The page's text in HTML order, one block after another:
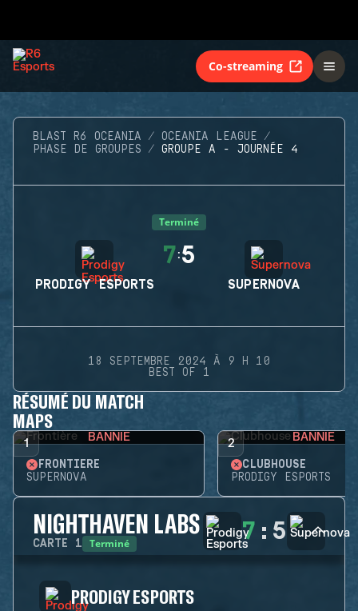
Co-streaming
BLAST R6 OCEANIA
OCEANIA LEAGUE
PHASE DE GROUPES
GROUPE A - JOURNÉE 4
Terminé
PRODIGY ESPORTS
7:5
SUPERNOVA
18 SEPTEMBRE 2024 À 9 H 10
BEST OF 1
RÉSUMÉ DU MATCH
MAPS
1 BANNIE
FRONTIÈRE
SUPERNOVA
2 BANNIE
CLUBHOUSE
PRODIGY ESPORTS
NIGHTHAVEN LABS
CARTE 1 Terminé 7 : 5
PRODIGY ESPORTS